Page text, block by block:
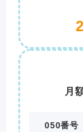
月
050番号